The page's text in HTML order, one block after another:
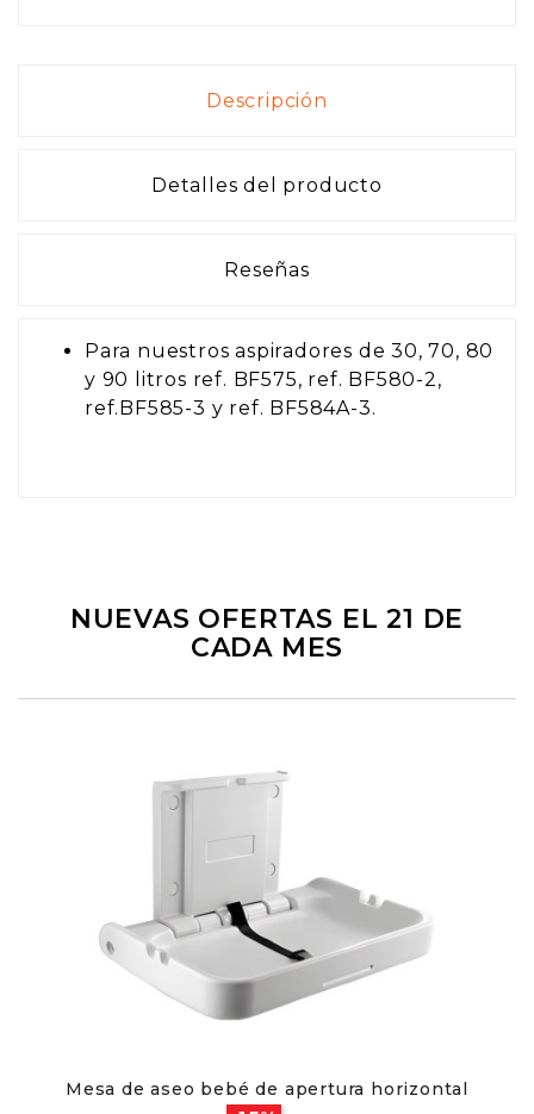
Descripción
Detalles del producto
Reseñas
Para nuestros aspiradores de 30, 70, 80
y 90 litros ref. BF575, ref. BF580-2,
ref.BF585-3 y ref. BF584A-3.
NUEVAS OFERTAS EL 21 DE
CADA MES
Mesa de aseo bebé de apertura horizontal